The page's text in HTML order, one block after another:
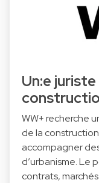
Un:e
WW+ recherche
de la
accompagner
d’urbanisme. Le
contrats,